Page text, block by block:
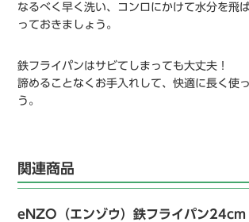
なるべく早く洗い、コンロにかけて水分を飛
っておきましょう。
鉄フライパンはサビてしまっても大丈夫！
諦めることなくお手入れして、快適に長く使
う。
関連商品
eNZO（エンゾウ）鉄フライパン24cm